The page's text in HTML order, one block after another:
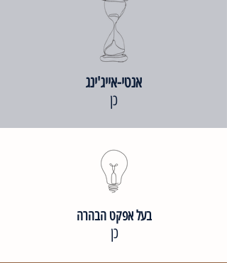
אנטי-אייג'ינג
כן
בעל אפקט הבהרה
כן